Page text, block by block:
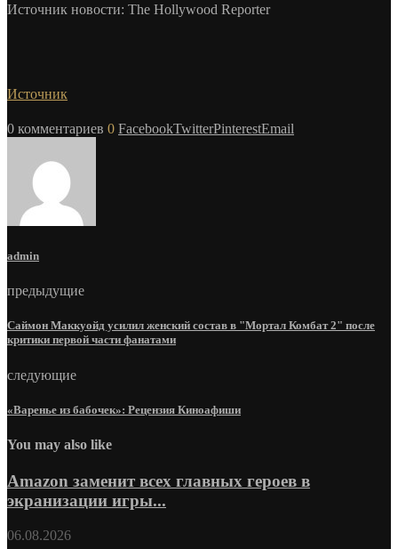
Источник новости: The Hollywood Reporter
Источник
0 комментариев 0 FacebookTwitterPinterestEmail
admin
предыдущие
Саймон Маккуойд усилил женский состав в "Мортал Комбат 2" после
критики первой части фанатами
следующие
«Варенье из бабочек»: Рецензия Киноафиши
You may also like
Amazon заменит всех главных героев в
экранизации игры...
06.08.2026